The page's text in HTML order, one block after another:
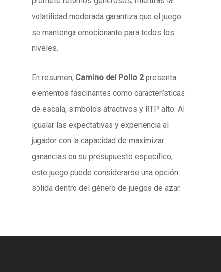
volatilidad moderada garantiza que el juego
se mantenga emocionante para todos los
niveles.
En resumen, Camino del Pollo 2presenta
elementos fascinantes como características
de escala, símbolos atractivos y RTP alto. Al
igualar las expectativas y experiencia al
jugador con la capacidad de maximizar
ganancias en su presupuesto específico,
este juego puede considerarse una opción
sólida dentro del género de juegos de azar.